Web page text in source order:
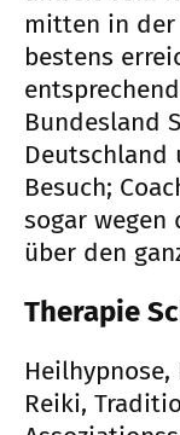
mitten in der
bestens
Bundesland
Deutschland
Besuch;
sogar wegen
über den
Therapie
Heilhypnose,
Reiki,